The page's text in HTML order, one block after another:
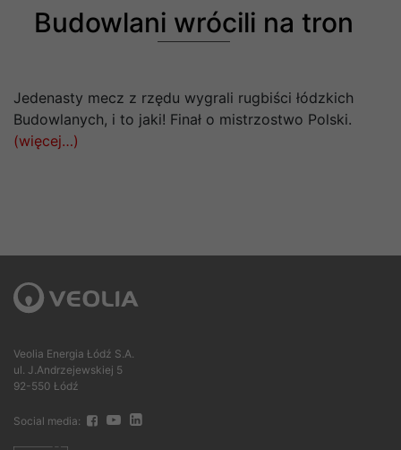
Budowlani wrócili na tron
Jedenasty mecz z rzędu wygrali rugbiści łódzkich
Budowlanych, i to jaki! Finał o mistrzostwo Polski.
(więcej…)
Veolia Energia Łódź S.A.
ul. J.Andrzejewskiej 5
92-550 Łódź
Social media: